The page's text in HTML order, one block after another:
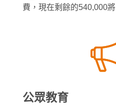
費，現在剩餘的540,000
公眾教育